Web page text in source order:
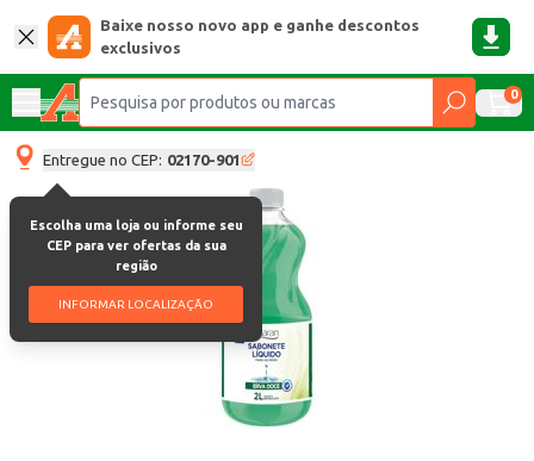
Baixe nosso novo app e ganhe descontos
exclusivos
0
Entregue no CEP: 02170-901
Escolha uma loja ou informe seu
CEP para ver ofertas da sua
região
INFORMAR LOCALIZAÇÃO